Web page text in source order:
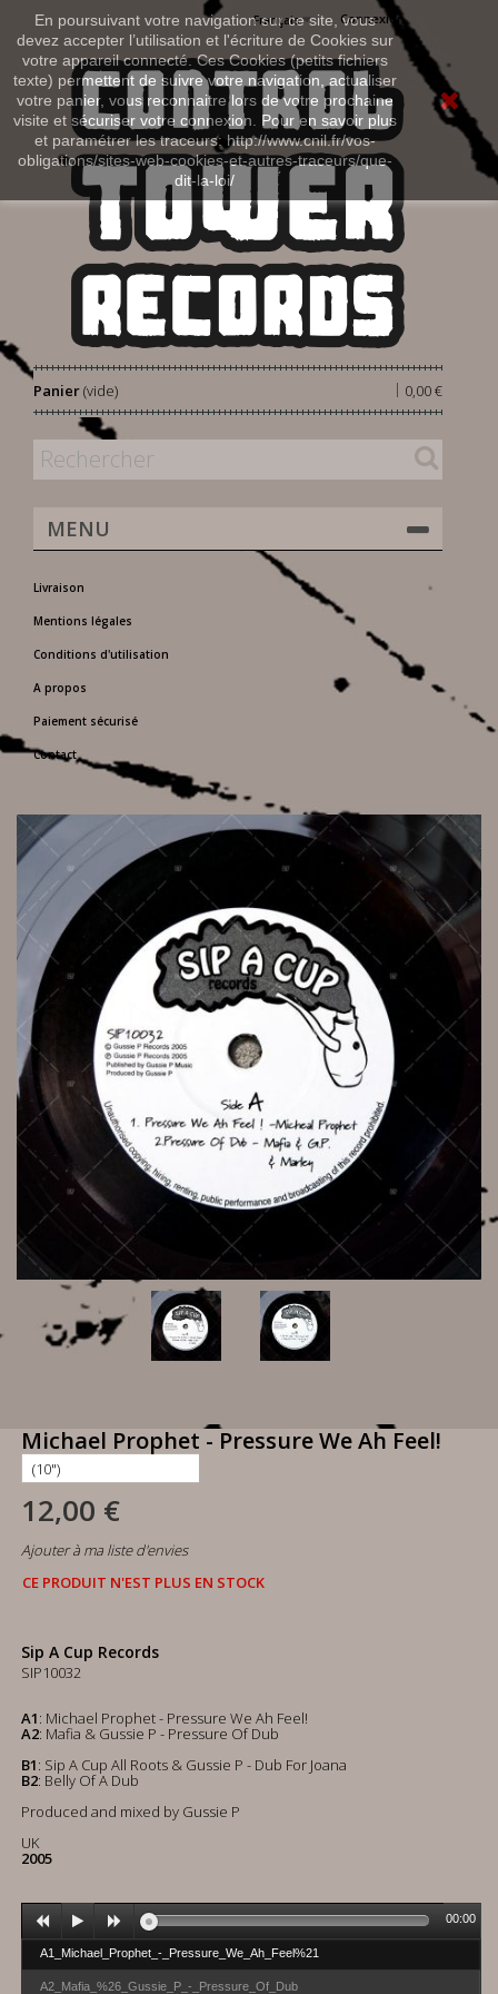
En poursuivant votre navigation sur ce site, vous
devez accepter l’utilisation et l'écriture de Cookies sur
votre appareil connecté. Ces Cookies (petits fichiers
texte) permettent de suivre votre navigation, actualiser
votre panier, vous reconnaitre lors de votre prochaine
visite et sécuriser votre connexion. Pour en savoir plus
et paramétrer les traceurs: http://www.cnil.fr/vos-
obligations/sites-web-cookies-et-autres-traceurs/que-
dit-la-loi/
Connexion
Français
Panier 0,00 €
|
(vide)
MENU
Livraison
Mentions légales
Conditions d'utilisation
A propos
Paiement sécurisé
Contact
Michael Prophet - Pressure We Ah Feel!
12,00 €
Ajouter à ma liste d'envies
CE PRODUIT N'EST PLUS EN STOCK
Sip A Cup Records
SIP10032
A1: Michael Prophet - Pressure We Ah Feel!
A2: Mafia & Gussie P - Pressure Of Dub
B1: Sip A Cup All Roots & Gussie P - Dub For Joana
B2: Belly Of A Dub
Produced and mixed by Gussie P
UK
2005
A1_Michael_Prophet_-_Pressure_We_Ah_Feel%21
A2_Mafia_%26_Gussie_P_-_Pressure_Of_Dub
00:00